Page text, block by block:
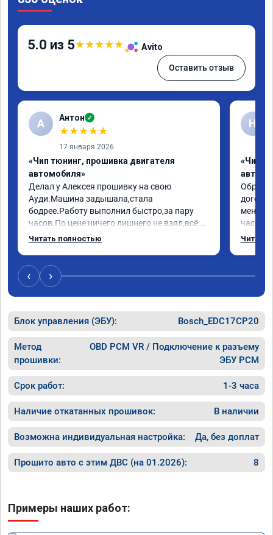
5.0 из 5★★★★★ Avito
Оставить отзыв
А Антон ✓
★★★★★
17 января 2026
«Чип тюнинг, прошивка двигателя
автомобиля»
Делал у Алексея прошивку на свою
Ауди.Машина задышала,стала
бодрее.Работу выполнил быстро,за пару
часов.По цене ничего лишнего не взял,всё
как договаривались заранее.После работы
случае поломки авто.Однозначно
рекомендую Алексея как грамотного
специалиста!
Читать полностью
Н
«Чип
меня
час
Арман
Читать
‹ ›
Блок управления (ЭБУ): Bosch_EDC17CP20
Метод
прошивки:
OBD PCM VR / Подключение к разъему
ЭБУ PCM
Срок работ: 1-3 часа
Наличие откатанных прошивок: В наличии
Возможна индивидуальная настройка: Да, без доплат
Прошито авто с этим ДВС (на 01.2026): 8
Примеры наших работ: